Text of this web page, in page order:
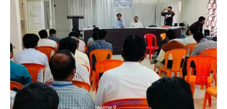
A
p
p
b
o
o
k